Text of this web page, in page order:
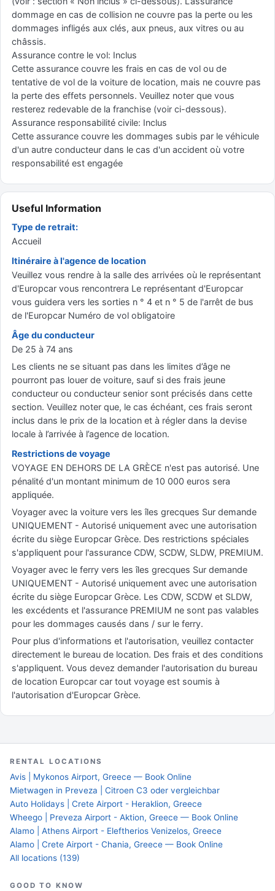
dommage en cas de collision ne couvre pas la perte ou les
dommages infligés aux clés, aux pneus, aux vitres ou au
châssis.
Assurance contre le vol: Inclus
Cette assurance couvre les frais en cas de vol ou de
tentative de vol de la voiture de location, mais ne couvre pas
la perte des effets personnels. Veuillez noter que vous
resterez redevable de la franchise (voir ci-dessous).
Assurance responsabilité civile: Inclus
Cette assurance couvre les dommages subis par le véhicule
d'un autre conducteur dans le cas d'un accident où votre
responsabilité est engagée
Useful Information
Type de retrait:
Accueil
Itinéraire à l'agence de location
Veuillez vous rendre à la salle des arrivées où le représentant
d'Europcar vous rencontrera Le représentant d'Europcar
vous guidera vers les sorties n ° 4 et n ° 5 de l'arrêt de bus
de l'Europcar Numéro de vol obligatoire
Âge du conducteur
De 25 à 74 ans
Les clients ne se situant pas dans les limites d’âge ne
pourront pas louer de voiture, sauf si des frais jeune
conducteur ou conducteur senior sont précisés dans cette
section. Veuillez noter que, le cas échéant, ces frais seront
inclus dans le prix de la location et à régler dans la devise
locale à l’arrivée à l’agence de location.
Restrictions de voyage
VOYAGE EN DEHORS DE LA GRÈCE n'est pas autorisé. Une
pénalité d'un montant minimum de 10 000 euros sera
appliquée.
Voyager avec la voiture vers les îles grecques Sur demande
UNIQUEMENT - Autorisé uniquement avec une autorisation
écrite du siège Europcar Grèce. Des restrictions spéciales
s'appliquent pour l'assurance CDW, SCDW, SLDW, PREMIUM.
Voyager avec le ferry vers les îles grecques Sur demande
UNIQUEMENT - Autorisé uniquement avec une autorisation
écrite du siège Europcar Grèce. Les CDW, SCDW et SLDW,
les excédents et l'assurance PREMIUM ne sont pas valables
pour les dommages causés dans / sur le ferry.
Pour plus d'informations et l'autorisation, veuillez contacter
directement le bureau de location. Des frais et des conditions
s'appliquent. Vous devez demander l'autorisation du bureau
de location Europcar car tout voyage est soumis à
l'autorisation d'Europcar Grèce.
RENTAL LOCATIONS
Avis | Mykonos Airport, Greece — Book Online
Mietwagen in Preveza | Citroen C3 oder vergleichbar
Auto Holidays | Crete Airport - Heraklion, Greece
Wheego | Preveza Airport - Aktion, Greece — Book Online
Alamo | Athens Airport - Eleftherios Venizelos, Greece
Alamo | Crete Airport - Chania, Greece — Book Online
All locations (139)
GOOD TO KNOW